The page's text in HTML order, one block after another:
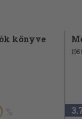
könyve